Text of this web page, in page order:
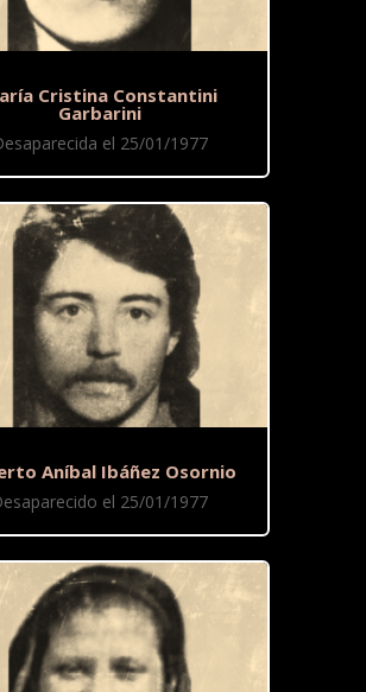
Cristina Constantini
Garbarini
el 25/01/1977
Aníbal Ibáñez Osornio
el 25/01/1977